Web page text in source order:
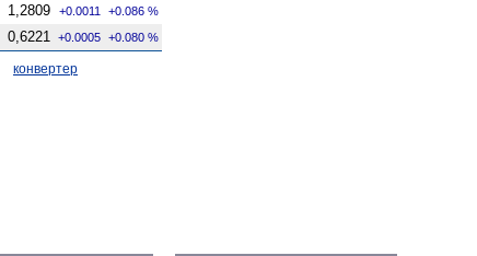
1,2809 +0.0011 +0.086 %
0,6221 +0.0005 +0.080 %
конвертер